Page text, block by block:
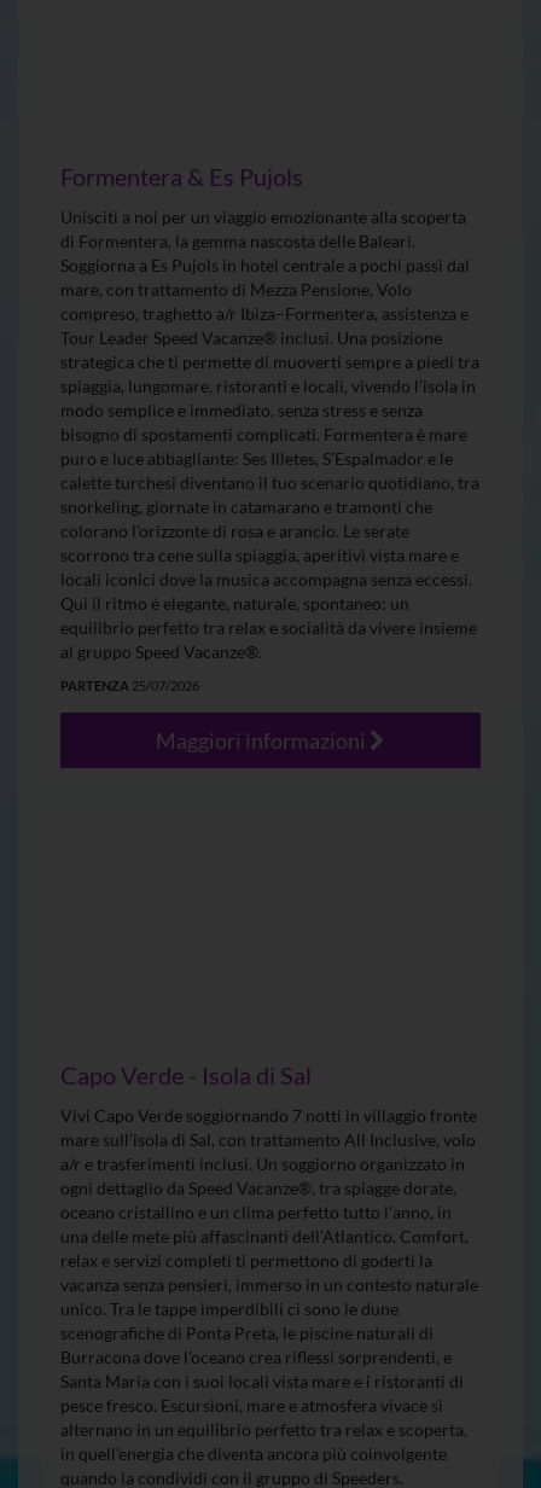
Formentera & Es Pujols
Unisciti a noi per un viaggio emozionante alla scoperta
di Formentera, la gemma nascosta delle Baleari.
Soggiorna a Es Pujols in hotel centrale a pochi passi dal
mare, con trattamento di Mezza Pensione, Volo
compreso, traghetto a/r Ibiza–Formentera, assistenza e
Tour Leader Speed Vacanze® inclusi. Una posizione
strategica che ti permette di muoverti sempre a piedi tra
spiaggia, lungomare, ristoranti e locali, vivendo l’isola in
modo semplice e immediato, senza stress e senza
bisogno di spostamenti complicati. Formentera è mare
puro e luce abbagliante: Ses Illetes, S’Espalmador e le
calette turchesi diventano il tuo scenario quotidiano, tra
snorkeling, giornate in catamarano e tramonti che
colorano l’orizzonte di rosa e arancio. Le serate
scorrono tra cene sulla spiaggia, aperitivi vista mare e
locali iconici dove la musica accompagna senza eccessi.
Qui il ritmo è elegante, naturale, spontaneo: un
equilibrio perfetto tra relax e socialità da vivere insieme
al gruppo Speed Vacanze®.
PARTENZA 25/07/2026
Maggiori informazioni
Capo Verde - Isola di Sal
Vivi Capo Verde soggiornando 7 notti in villaggio fronte
mare sull’isola di Sal, con trattamento All Inclusive, volo
a/r e trasferimenti inclusi. Un soggiorno organizzato in
ogni dettaglio da Speed Vacanze®, tra spiagge dorate,
oceano cristallino e un clima perfetto tutto l’anno, in
una delle mete più affascinanti dell’Atlantico. Comfort,
relax e servizi completi ti permettono di goderti la
vacanza senza pensieri, immerso in un contesto naturale
unico. Tra le tappe imperdibili ci sono le dune
scenografiche di Ponta Preta, le piscine naturali di
Burracona dove l’oceano crea riflessi sorprendenti, e
Santa Maria con i suoi locali vista mare e i ristoranti di
pesce fresco. Escursioni, mare e atmosfera vivace si
alternano in un equilibrio perfetto tra relax e scoperta,
in quell’energia che diventa ancora più coinvolgente
quando la condividi con il gruppo di Speeders.